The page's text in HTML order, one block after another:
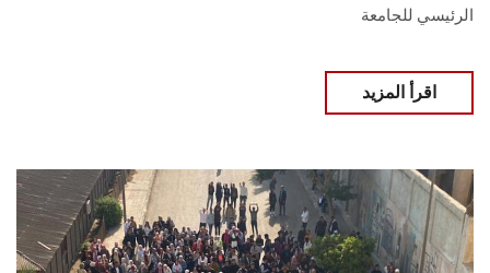
الرئيسي للجامعة‎
اقرأ المزيد